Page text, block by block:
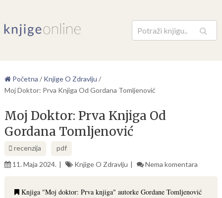
Pretraga
Početna / Knjige O Zdravlju /
Moj Doktor: Prva Knjiga Od Gordana Tomljenović
Moj Doktor: Prva Knjiga Od
Gordana Tomljenović
recenzija
pdf
11. Maja 2024.
Knjige O Zdravlju Nema komentara
Knjiga "Moj doktor: Prva knjiga" autorke Gordane Tomljenović